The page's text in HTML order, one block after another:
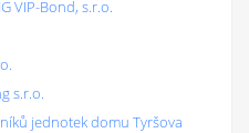
VIP-Bond, s.r.o.
s.r.o.
jednotek domu Tyršova